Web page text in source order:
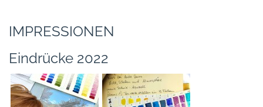
IMPRESSIONEN
Eindrücke 2022